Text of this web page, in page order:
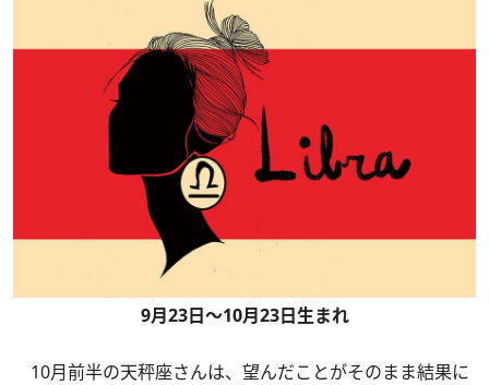
9月23日～10月23日生まれ
10月前半の天秤座さんは、望んだことがそのまま結果に